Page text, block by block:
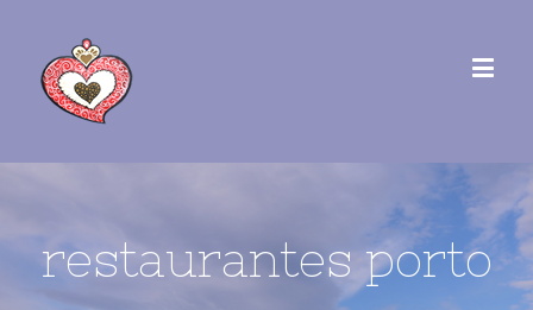
restaurantes porto